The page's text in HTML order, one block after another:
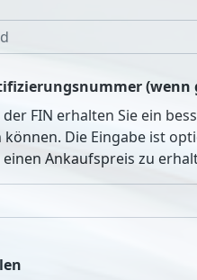
(wenn
FIN erhalten Sie ein
Die Eingabe ist
Ankaufspreis zu